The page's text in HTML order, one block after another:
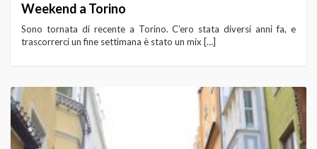
Weekend a Torino
Sono tornata di recente a Torino. C’ero stata diversi anni fa, e
trascorrerci un fine settimana è stato un mix […]